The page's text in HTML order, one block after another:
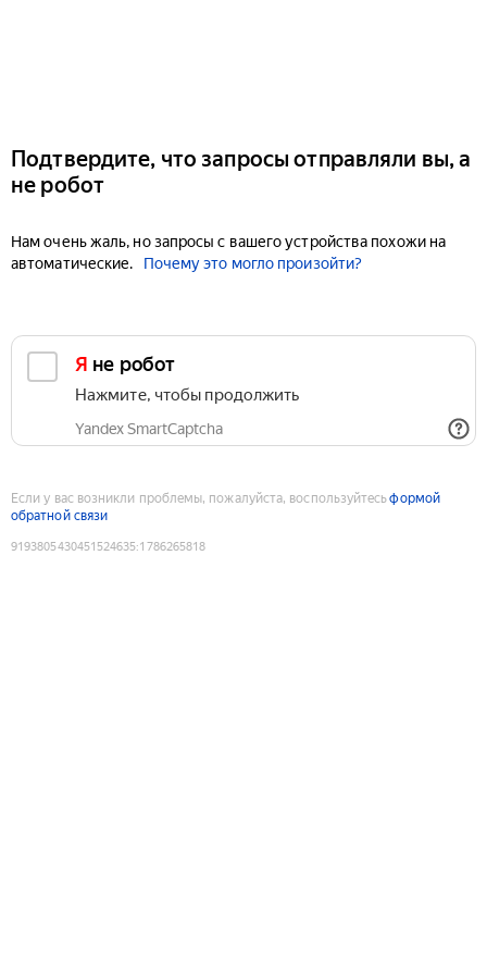
Подтвердите, что запросы отправляли вы, а
не робот
Нам очень жаль, но запросы с вашего устройства похожи на
автоматические.
Почему это могло произойти?
Я не робот
Нажмите, чтобы продолжить
Yandex SmartCaptcha
Если у вас возникли проблемы, пожалуйста, воспользуйтесьформой
обратной связи
9193805430451524635:1786265818